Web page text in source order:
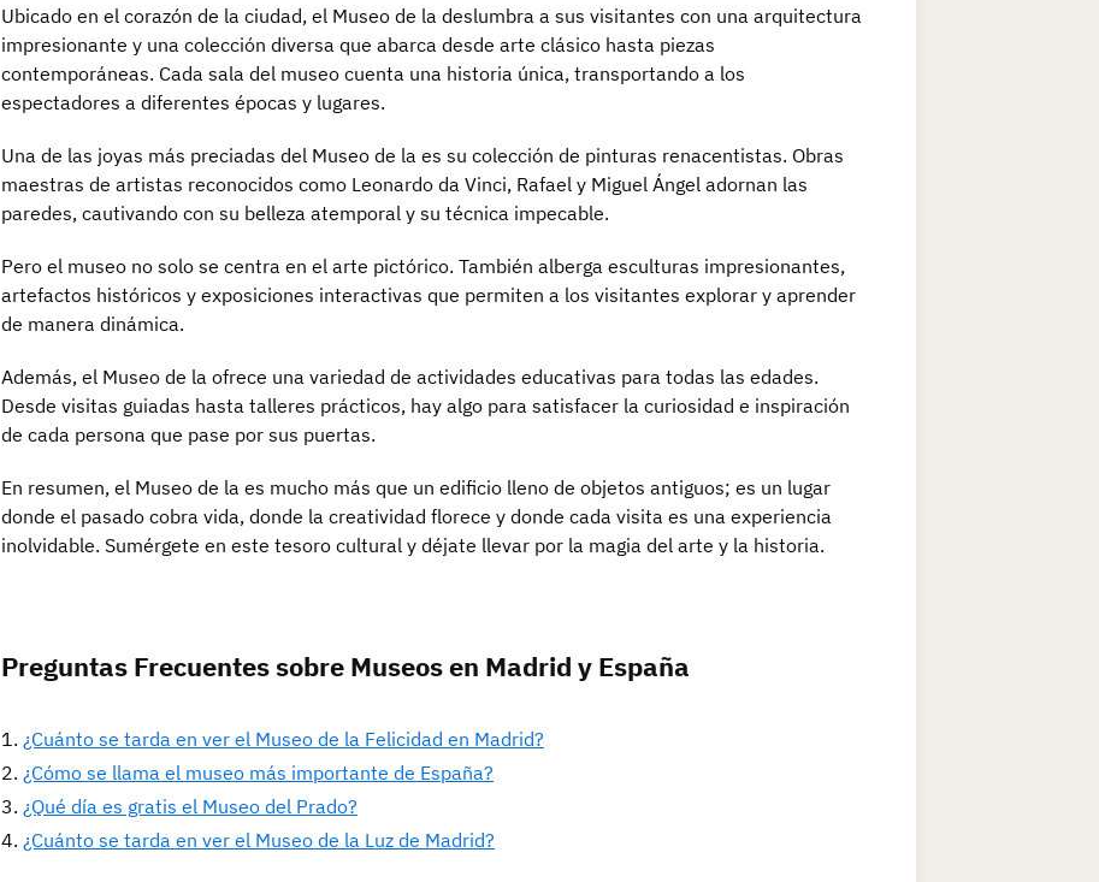
Ubicado en el corazón de la ciudad, el Museo de la deslumbra a sus visitantes con una arquitectura
impresionante y una colección diversa que abarca desde arte clásico hasta piezas
contemporáneas. Cada sala del museo cuenta una historia única, transportando a los
espectadores a diferentes épocas y lugares.
Una de las joyas más preciadas del Museo de la es su colección de pinturas renacentistas. Obras
maestras de artistas reconocidos como Leonardo da Vinci, Rafael y Miguel Ángel adornan las
paredes, cautivando con su belleza atemporal y su técnica impecable.
Pero el museo no solo se centra en el arte pictórico. También alberga esculturas impresionantes,
artefactos históricos y exposiciones interactivas que permiten a los visitantes explorar y aprender
de manera dinámica.
Además, el Museo de la ofrece una variedad de actividades educativas para todas las edades.
Desde visitas guiadas hasta talleres prácticos, hay algo para satisfacer la curiosidad e inspiración
de cada persona que pase por sus puertas.
En resumen, el Museo de la es mucho más que un edificio lleno de objetos antiguos; es un lugar
donde el pasado cobra vida, donde la creatividad florece y donde cada visita es una experiencia
inolvidable. Sumérgete en este tesoro cultural y déjate llevar por la magia del arte y la historia.
Preguntas Frecuentes sobre Museos en Madrid y España
¿Cuánto se tarda en ver el Museo de la Felicidad en Madrid?
¿Cómo se llama el museo más importante de España?
¿Qué día es gratis el Museo del Prado?
¿Cuánto se tarda en ver el Museo de la Luz de Madrid?